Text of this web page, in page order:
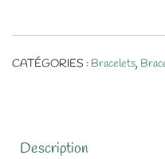
CATÉGORIES : Bracelets,
Description